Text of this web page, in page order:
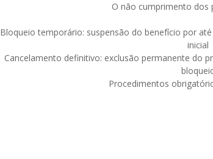
O não cumprimento dos
Bloqueio temporário: suspensão do benefício por
inicial
Cancelamento definitivo: exclusão permanente do
Procedimentos